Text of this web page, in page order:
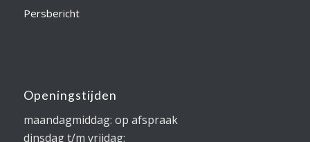
Persbericht
Openingstijden
maandagmiddag: op afspraak
dinsdag t/m vrijdag: